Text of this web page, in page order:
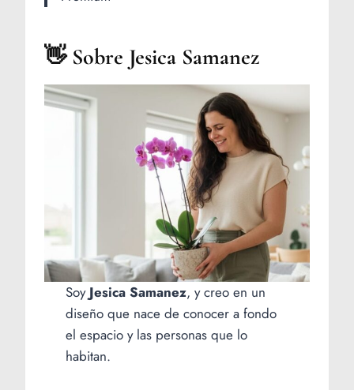
👋 Sobre Jesica Samanez
Soy Jesica Samanez, y creo en un
diseño que nace de conocer a fondo
el espacio y las personas que lo
habitan.